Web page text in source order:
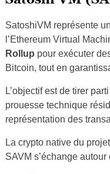
SatoshiVM représente
l’Ethereum Virtual
Rollup pour exécuter
Bitcoin, tout en
L’objectif est de tirer
prouesse technique
représentation des
La crypto native du
SAVM s’échange